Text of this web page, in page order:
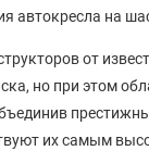
автокресла на
от
но при этом
их самым